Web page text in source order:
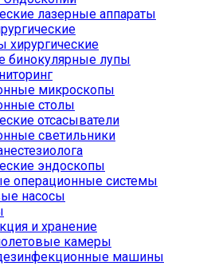
лазерные аппараты
хирургические
бинокулярные лупы
микроскопы
столы
отсасыватели
светильники
эндоскопы
операционные системы
насосы
и хранение
камеры
машины